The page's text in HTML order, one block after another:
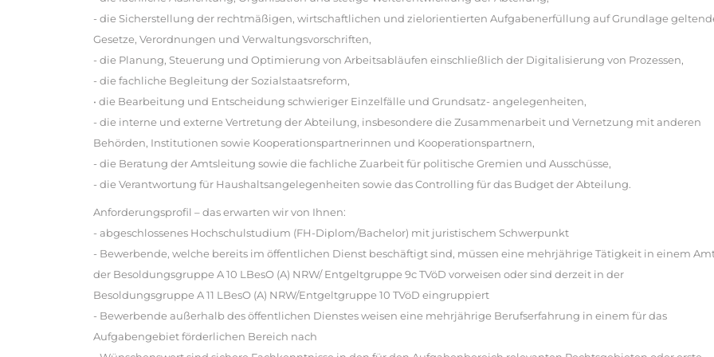
- die Sicherstellung der rechtmäßigen, wirtschaftlichen und zielorientierten Aufgabenerfüllung auf Grundlage
Gesetze, Verordnungen und Verwaltungsvorschriften,
- die Planung, Steuerung und Optimierung von Arbeitsabläufen einschließlich der Digitalisierung von Prozessen,
- die fachliche Begleitung der Sozialstaatsreform,
• die Bearbeitung und Entscheidung schwieriger Einzelfälle und Grundsatz- angelegenheiten,
- die interne und externe Vertretung der Abteilung, insbesondere die Zusammenarbeit und Vernetzung mit anderen
Behörden, Institutionen sowie Kooperationspartnerinnen und Kooperationspartnern,
- die Beratung der Amtsleitung sowie die fachliche Zuarbeit für politische Gremien und Ausschüsse,
- die Verantwortung für Haushaltsangelegenheiten sowie das Controlling für das Budget der Abteilung.
Anforderungsprofil – das erwarten wir von Ihnen:
- abgeschlossenes Hochschulstudium (FH-Diplom/Bachelor) mit juristischem Schwerpunkt
- Bewerbende, welche bereits im öffentlichen Dienst beschäftigt sind, müssen eine mehrjährige Tätigkeit in einem
der Besoldungsgruppe A 10 LBesO (A) NRW/ Entgeltgruppe 9c TVöD vorweisen oder sind derzeit in der
Besoldungsgruppe A 11 LBesO (A) NRW/Entgeltgruppe 10 TVöD eingruppiert
- Bewerbende außerhalb des öffentlichen Dienstes weisen eine mehrjährige Berufserfahrung in einem für das
Aufgabengebiet förderlichen Bereich nach